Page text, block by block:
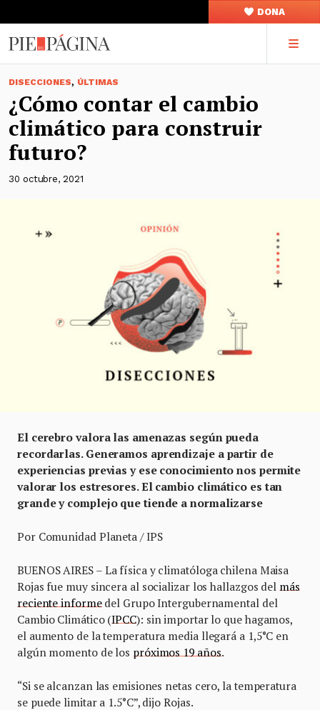
DONA
DISECCIONES, ÚLTIMAS
¿Cómo contar el cambio
climático para construir
futuro?
30 octubre, 2021
El cerebro valora las amenazas según pueda
recordarlas. Generamos aprendizaje a partir de
experiencias previas y ese conocimiento nos permite
valorar los estresores. El cambio climático es tan
grande y complejo que tiende a normalizarse
Por Comunidad Planeta / IPS
BUENOS AIRES – La física y climatóloga chilena Maisa
Rojas fue muy sincera al socializar los hallazgos del más
reciente informedel Grupo Intergubernamental del
Cambio Climático (IPCC): sin importar lo que hagamos,
el aumento de la temperatura media llegará a 1,5°C en
algún momento de lospróximos 19 años.
“Si se alcanzan las emisiones netas cero, la temperatura
se puede limitar a 1.5°C”, dijo Rojas.